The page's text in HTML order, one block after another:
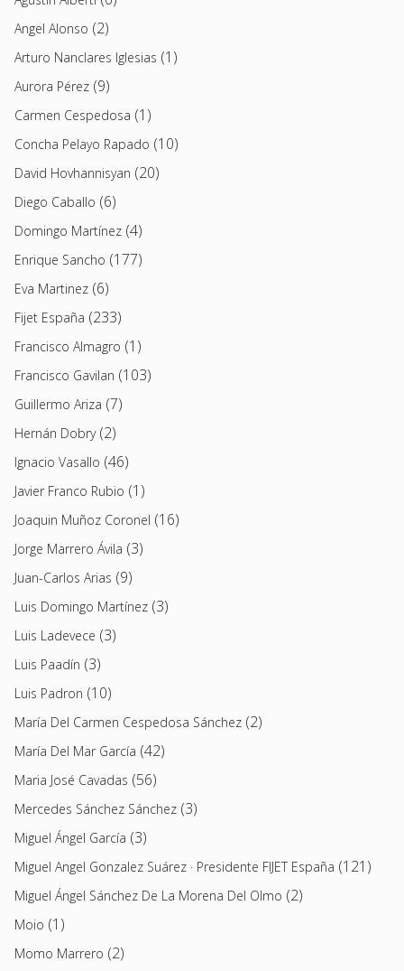
Angel Alonso (2)
Arturo Nanclares Iglesias (1)
Aurora Pérez (9)
Carmen Cespedosa (1)
Concha Pelayo Rapado (10)
David Hovhannisyan (20)
Diego Caballo (6)
Domingo Martínez (4)
Enrique Sancho (177)
Eva Martinez (6)
Fijet España (233)
Francisco Almagro (1)
Francisco Gavilan (103)
Guillermo Ariza (7)
Hernán Dobry(2)
Ignacio Vasallo (46)
Javier Franco Rubio (1)
Joaquin Muñoz Coronel (16)
Jorge Marrero Ávila (3)
Juan-Carlos Arias (9)
Luis Domingo Martínez (3)
Luis Ladevece (3)
Luis Paadín (3)
Luis Padron (10)
María Del Carmen Cespedosa Sánchez (2)
María Del Mar García (42)
Maria José Cavadas (56)
Mercedes Sánchez Sánchez (3)
Miguel Ángel García (3)
Miguel Angel Gonzalez Suárez · Presidente FIJET España (121)
Miguel Ángel Sánchez De La Morena Del Olmo (2)
Moio (1)
Momo Marrero (2)